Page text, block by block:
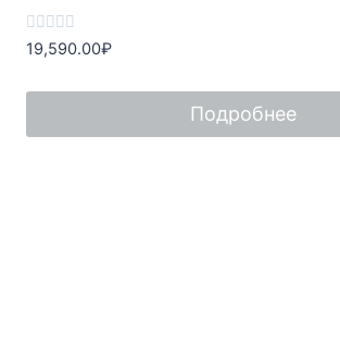
Оценка
0
5
19,590.00₽
Подробнее